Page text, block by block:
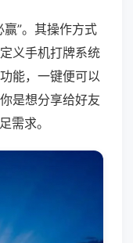
”。其操作方式
义手机打牌系统
能，一键便可以
是想分享给好友
需求。